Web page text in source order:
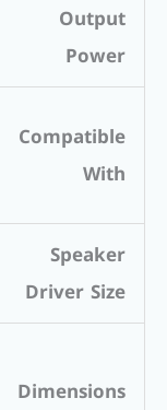
Output
Power
Compatible
With
Speaker
Driver Size
Dimensions